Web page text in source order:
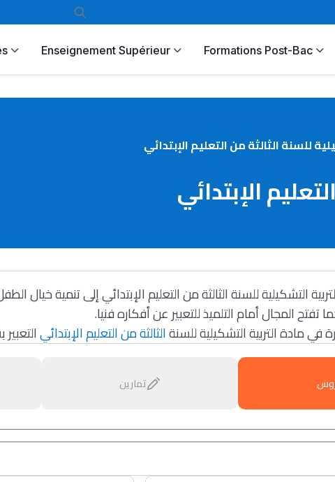
Enseignement Supérieur Formations Post-Bac
للسنة الثالثة من التعليم الإبتدائي
الإبتدائي
التشكيلية للسنة الثالثة من التعليم الإبتدائي إلى تنمية خيال
تفتح المجال أمام التلميذ للتعبير عن أفكاره فنيا.
في مادة التربية التشكيلية للسنةالثالثة من التعليم الإبتدائي
تمارين